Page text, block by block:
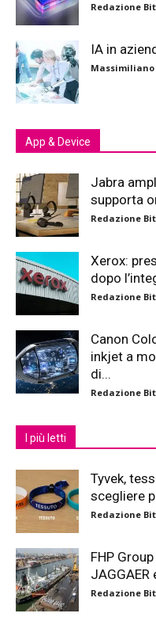
Redazione
IA in
Massimiliano
App & Device
Jabra
supporta
Redazione
Xerox:
dopo
Redazione
Canon
inkjet a
di...
Redazione
I più letti
Tyvek,
scegliere
Redazione
FHP
JAGGAER
Redazione